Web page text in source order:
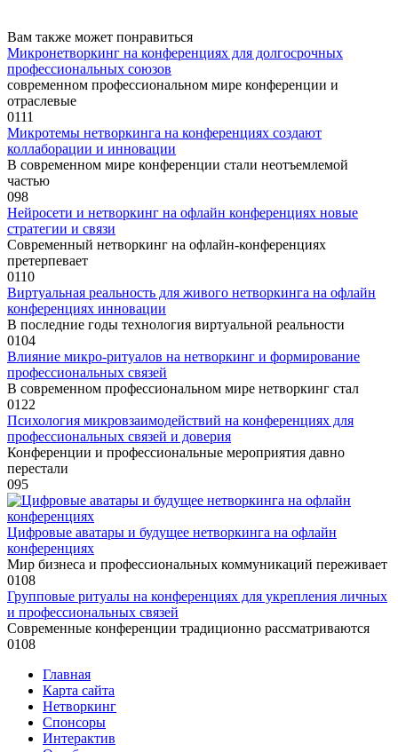
Вам также может понравиться
Микронетворкинг на конференциях для долгосрочных
профессиональных союзов
современном профессиональном мире конференции и
отраслевые
0111
Микротемы нетворкинга на конференциях создают
коллаборации и инновации
В современном мире конференции стали неотъемлемой
частью
098
Нейросети и нетворкинг на офлайн конференциях новые
стратегии и связи
Современный нетворкинг на офлайн-конференциях
претерпевает
0110
Виртуальная реальность для живого нетворкинга на офлайн
конференциях инновации
В последние годы технология виртуальной реальности
0104
Влияние микро-ритуалов на нетворкинг и формирование
профессиональных связей
В современном профессиональном мире нетворкинг стал
0122
Психология микровзаимодействий на конференциях для
профессиональных связей и доверия
Конференции и профессиональные мероприятия давно
перестали
095
Цифровые аватары и будущее нетворкинга на офлайн
конференциях
Мир бизнеса и профессиональных коммуникаций переживает
0108
Групповые ритуалы на конференциях для укрепления личных
и профессиональных связей
Современные конференции традиционно рассматриваются
0108
Главная
Карта сайта
Нетворкинг
Спонсоры
Интерактив